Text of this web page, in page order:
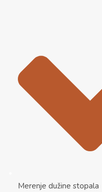
Merenje dužine stopala